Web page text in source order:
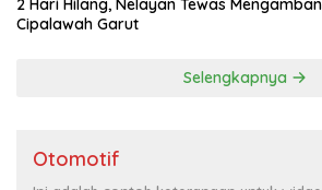
2 Hari Hilang, Nelayan Tewas
Cipalawah Garut
Selengkapnya
Otomotif